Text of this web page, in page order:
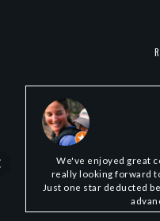
We've enjoyed great
really looking forward
Just one star deducted